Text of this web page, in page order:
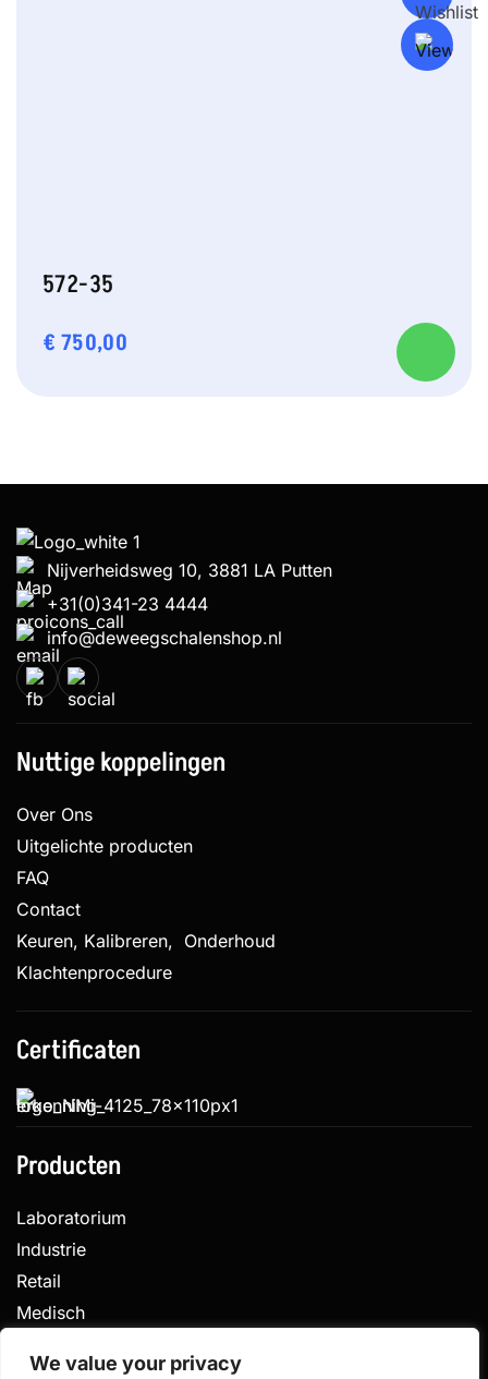
We value your privacy
572-35
€ 750,00
Nijverheidsweg 10, 3881 LA Putten
+31(0)341-23 4444
info@deweegschalenshop.nl
Nuttige koppelingen
Over Ons
Uitgelichte producten
FAQ
Contact
Keuren, Kalibreren, Onderhoud
Klachtenprocedure
Certificaten
Producten
Laboratorium
Industrie
Retail
Medisch